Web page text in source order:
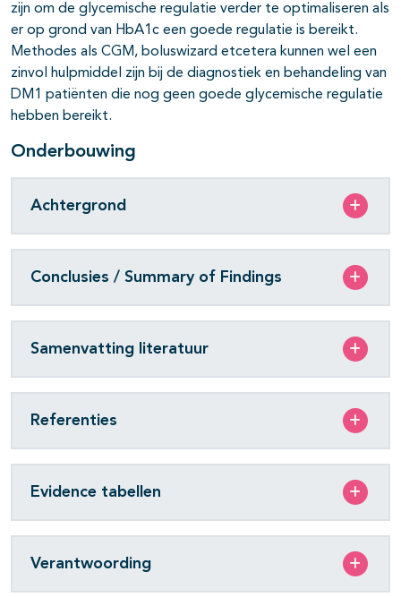
zijn om de glycemische regulatie verder te optimaliseren als
er op grond van HbA1c een goede regulatie is bereikt.
Methodes als CGM, boluswizard etcetera kunnen wel een
zinvol hulpmiddel zijn bij de diagnostiek en behandeling van
DM1 patiënten die nog geen goede glycemische regulatie
hebben bereikt.
Onderbouwing
Achtergrond
Conclusies / Summary of Findings
Samenvatting literatuur
Referenties
Evidence tabellen
Verantwoording